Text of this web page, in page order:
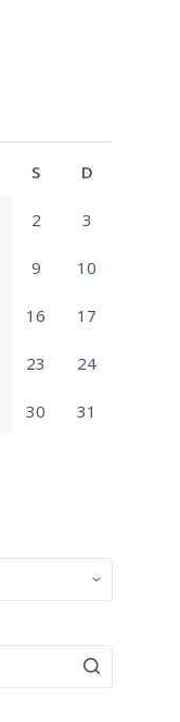
S D
2 3
9 10
16 17
23 24
30 31